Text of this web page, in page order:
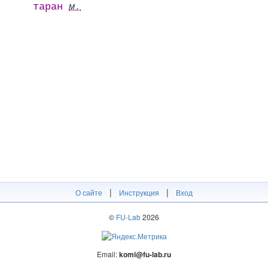
таран м.
О сайте | Инструкция | Вход
© FU-Lab2026
Email:komi@fu-lab.ru